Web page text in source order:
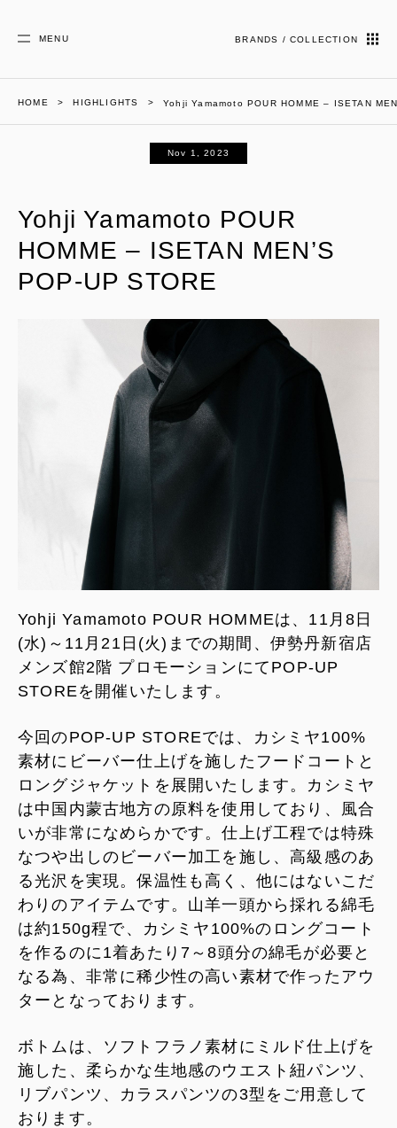
MENU BRANDS / COLLECTION
HOME HIGHLIGHTS Yohji Yamamoto POUR HOMME – ISETAN
Nov 1, 2023
Yohji Yamamoto POUR
HOMME – ISETAN MEN’S
POP-UP STORE
Yohji Yamamoto POUR HOMMEは、11月8日
(水)～11月21日(火)までの期間、伊勢丹新宿店
メンズ館2階 プロモーションにてPOP-UP
STOREを開催いたします。
今回のPOP-UP STOREでは、カシミヤ100%
素材にビーバー仕上げを施したフードコートと
ロングジャケットを展開いたします。カシミヤ
は中国内蒙古地方の原料を使用しており、風合
いが非常になめらかです。仕上げ工程では特殊
なつや出しのビーバー加工を施し、高級感のあ
る光沢を実現。保温性も高く、他にはないこだ
わりのアイテムです。山羊一頭から採れる綿毛
は約150g程で、カシミヤ100%のロングコート
を作るのに1着あたり7～8頭分の綿毛が必要と
なる為、非常に稀少性の高い素材で作ったアウ
ターとなっております。
ボトムは、ソフトフラノ素材にミルド仕上げを
施した、柔らかな生地感のウエスト紐パンツ、
リブパンツ、カラスパンツの3型をご用意して
おります。